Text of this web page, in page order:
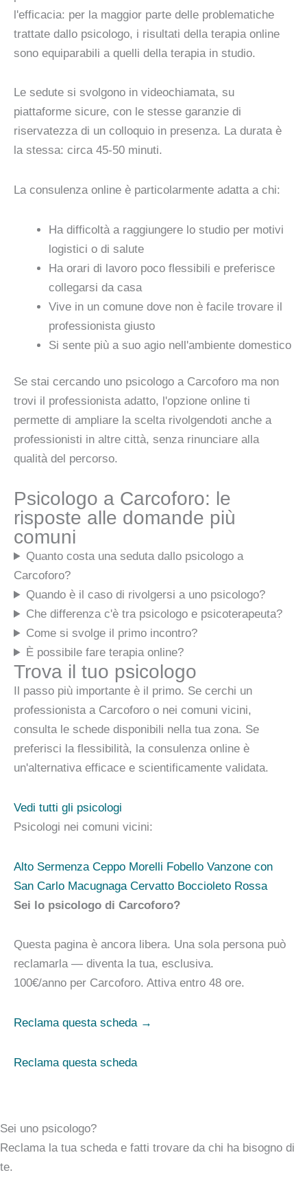
l'efficacia: per la maggior parte delle problematiche
trattate dallo psicologo, i risultati della terapia online
sono equiparabili a quelli della terapia in studio.
Le sedute si svolgono in videochiamata, su
piattaforme sicure, con le stesse garanzie di
riservatezza di un colloquio in presenza. La durata è
la stessa: circa 45-50 minuti.
La consulenza online è particolarmente adatta a chi:
Ha difficoltà a raggiungere lo studio per motivi
logistici o di salute
Ha orari di lavoro poco flessibili e preferisce
collegarsi da casa
Vive in un comune dove non è facile trovare il
professionista giusto
Si sente più a suo agio nell'ambiente domestico
Se stai cercando uno psicologo a Carcoforo ma non
trovi il professionista adatto, l'opzione online ti
permette di ampliare la scelta rivolgendoti anche a
professionisti in altre città, senza rinunciare alla
qualità del percorso.
Psicologo a Carcoforo: le
risposte alle domande più
comuni
Quanto costa una seduta dallo psicologo a
Carcoforo?
Quando è il caso di rivolgersi a uno psicologo?
Che differenza c'è tra psicologo e psicoterapeuta?
Come si svolge il primo incontro?
È possibile fare terapia online?
Trova il tuo psicologo
Il passo più importante è il primo. Se cerchi un
professionista a Carcoforo o nei comuni vicini,
consulta le schede disponibili nella tua zona. Se
preferisci la flessibilità, la consulenza online è
un'alternativa efficace e scientificamente validata.
Vedi tutti gli psicologi
Psicologi nei comuni vicini:
Alto Sermenza Ceppo Morelli Fobello Vanzone con
San Carlo Macugnaga Cervatto Boccioleto Rossa
Sei lo psicologo di Carcoforo?
Questa pagina è ancora libera. Una sola persona può
reclamarla — diventa la tua, esclusiva.
100€/anno per Carcoforo. Attiva entro 48 ore.
Reclama questa scheda →
Reclama questa scheda
Sei uno psicologo?
Reclama la tua scheda e fatti trovare da chi ha bisogno di
te.